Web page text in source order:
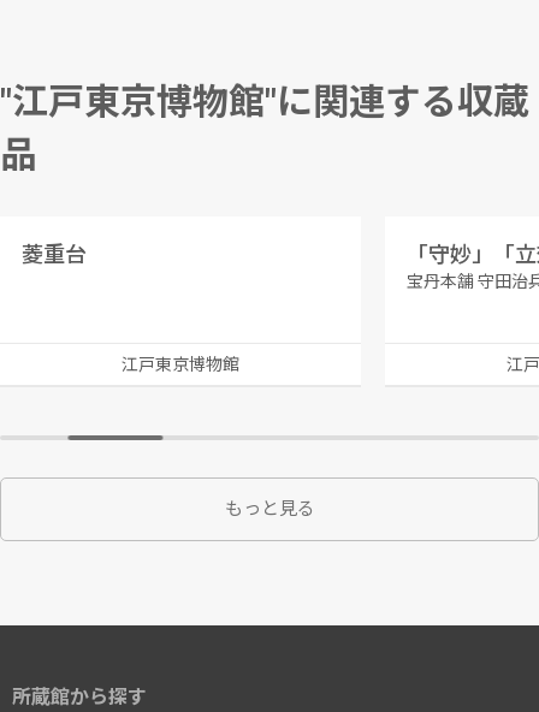
"江戸東京博物館"に関連する収蔵
品
菱重台
江戸東京博物館
「守妙」「
宝丹本舗 守田治
江
もっと見る
所蔵館から探す